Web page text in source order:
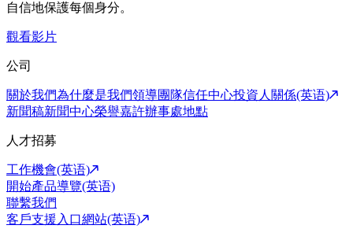
自信地保護每個身分。
觀看影片
公司
關於我們為什麼是我們領導團隊信任中心投資人關係(英语)
新聞稿新聞中心榮譽嘉許辦事處地點
人才招募
工作機會(英语)
開始產品導覽(英语)
聯繫我們
客戶支援入口網站(英语)